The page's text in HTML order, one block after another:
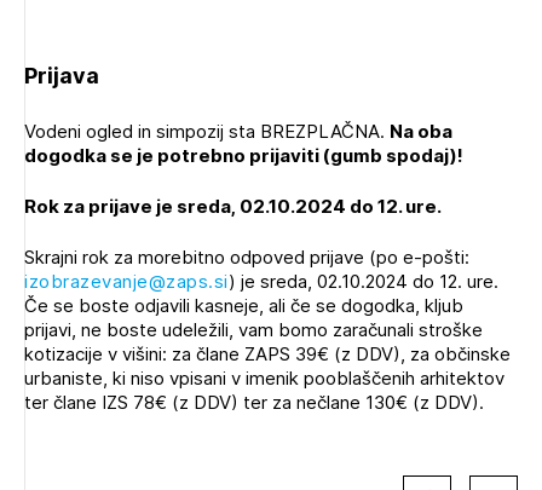
registriranim uporabnikom. Da lahko do nje
dostopate, se je potrebno prijaviti.
PRIJAVITE SE REGISTRIRAJTE SE
Prijava
Vodeni ogled in simpozij sta BREZPLAČNA. Na oba
dogodka se je potrebno prijaviti (gumb spodaj)!
Rok za prijave je sreda, 02.10.2024 do 12. ure.
Skrajni rok za morebitno odpoved prijave (po e-pošti:
izobrazevanje@zaps.si) je sreda, 02.10.2024 do 12. ure.
Če se boste odjavili kasneje, ali če se dogodka, kljub
prijavi, ne boste udeležili, vam bomo zaračunali stroške
kotizacije v višini: za člane ZAPS 39€ (z DDV), za občinske
urbaniste, ki niso vpisani v imenik pooblaščenih arhitektov
ter člane IZS 78€ (z DDV) ter za nečlane 130€ (z DDV).